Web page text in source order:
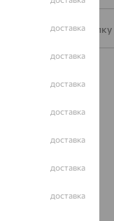
Подписаться на рассылку
доставка
доставка
доставка
доставка
доставка
доставка
доставка